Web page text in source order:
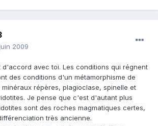
2009
d'accord avec toi. Les conditions qui régnent
des conditions d'un métamorphisme de
minéraux répères, plagioclase, spinelle et
Je pense que c'est d'autant plus
sont des roches magmatiques certes,
très ancienne.